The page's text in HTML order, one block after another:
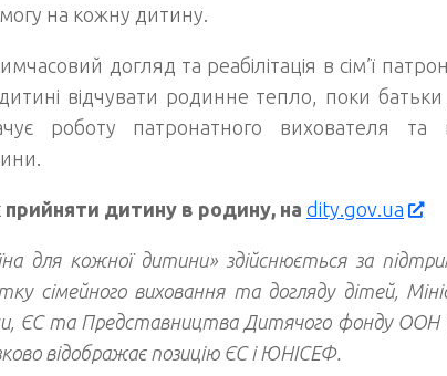
на кожну дитину.
догляд та реабілітація в сім’ї
відчувати родинне тепло, поки
роботу патронатного вихователя та
прийняти дитину в родину, на dity.gov.ua
для кожної дитини» здійснюється за
сімейного виховання та догляду дітей,
ЄС та Представництва Дитячого фонду ООН
відображає позицію ЄС і ЮНІСЕФ.